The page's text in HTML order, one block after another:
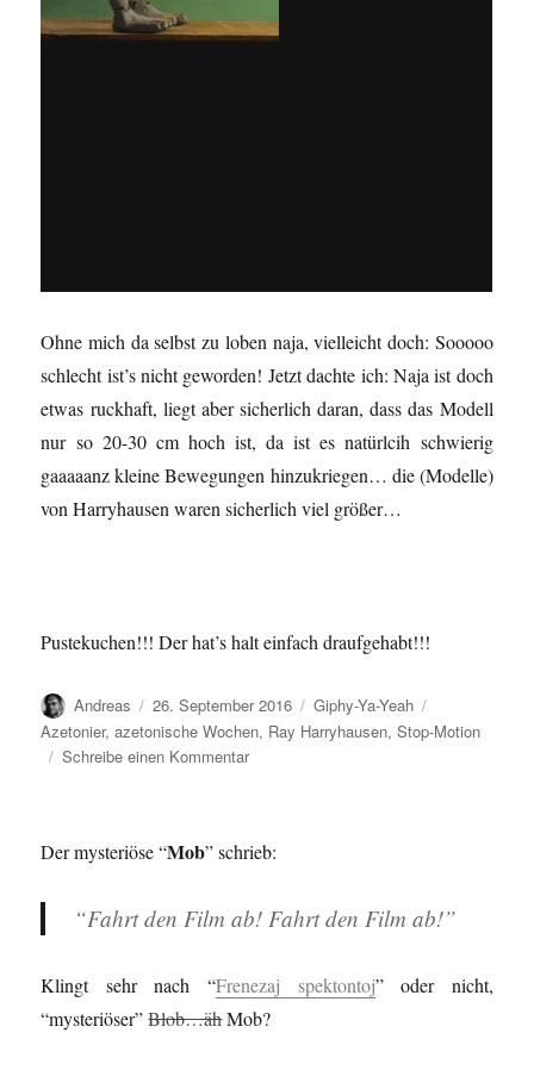
Ohne mich da selbst zu loben naja, vielleicht doch: Sooooo
schlecht ist’s nicht geworden! Jetzt dachte ich: Naja ist doch
etwas ruckhaft, liegt aber sicherlich daran, dass das Modell
nur so 20-30 cm hoch ist, da ist es natürlcih schwierig
gaaaaanz kleine Bewegungen hinzukriegen… die (Modelle)
von Harryhausen waren sicherlich viel größer…
Pustekuchen!!! Der hat’s halt einfach draufgehabt!!!
Autor
Andreas
Veröffentlicht
am
26. September 2016 Kategorien
Giphy-Ya-Yeah
Azetonier,azetonische Wochen, Ray Harryhausen,Stop-Motion
Schreibe einen Kommentarzu
Der mysteriöse “Mob” schrieb:
“Fahrt den Film ab! Fahrt den Film ab!”
Klingt sehr nach “Frenezaj spektontoj” oder nicht,
“mysteriöser”Blob…ähMob?